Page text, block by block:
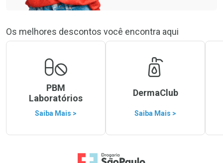
Os melhores descontos você encontra aqui
PBM
Laboratórios
Saiba Mais >
DermaClub
Saiba Mais >
Ir para a Home